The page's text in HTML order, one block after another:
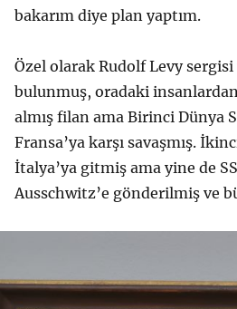
bakarım diye plan yaptım.
Özel olarak Rudolf Levy
bulunmuş, oradaki
almış filan ama Birinci Dünya
Fransa’ya karşı savaşmış.
İtalya’ya gitmiş ama yine de
Ausschwitz’e gönderilmiş ve